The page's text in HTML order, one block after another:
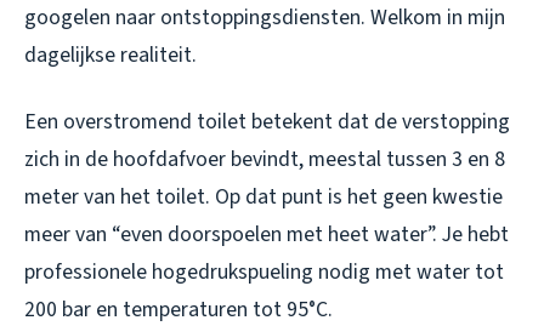
googelen naar ontstoppingsdiensten. Welkom in mijn
dagelijkse realiteit.
Een overstromend toilet betekent dat de verstopping
zich in de hoofdafvoer bevindt, meestal tussen 3 en 8
meter van het toilet. Op dat punt is het geen kwestie
meer van “even doorspoelen met heet water”. Je hebt
professionele hogedrukspueling nodig met water tot
200 bar en temperaturen tot 95°C.